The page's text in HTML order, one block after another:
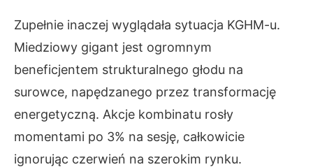
Zupełnie inaczej wyglądała sytuacja KGHM-u.
Miedziowy gigant jest ogromnym
beneficjentem strukturalnego głodu na
surowce, napędzanego przez transformację
energetyczną. Akcje kombinatu rosły
momentami po 3% na sesję, całkowicie
ignorując czerwień na szerokim rynku.